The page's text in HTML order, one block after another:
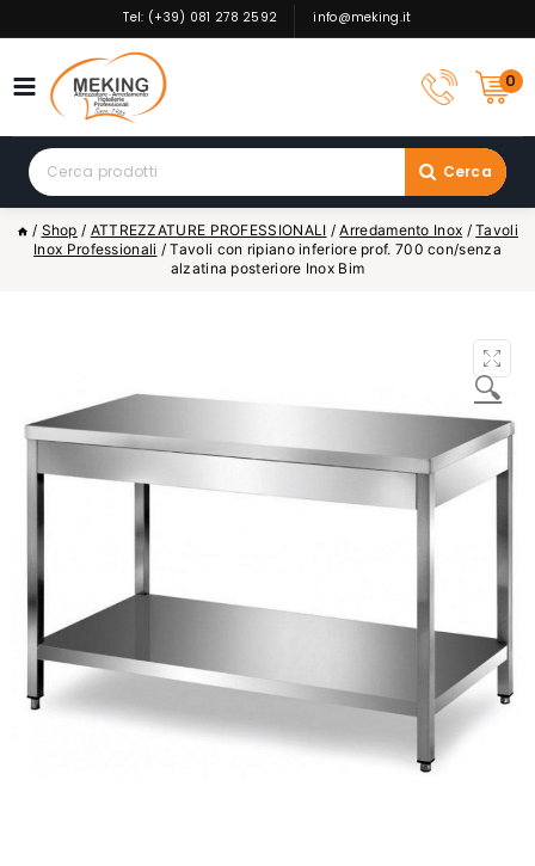
to
Tel: (+39) 081 278 2592 info@meking.it
0
Search
for:
Cerca
/ Shop / ATTREZZATURE PROFESSIONALI / Arredamento Inox / Tavoli
Inox Professionali / Tavoli con ripiano inferiore prof. 700 con/senza
alzatina posteriore Inox Bim
🔍